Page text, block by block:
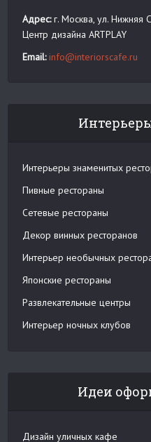
Адрес:г. Москва, ул. Нижняя
Центр дизайна ARTPLAY
Email: info@interiorscafe.ru
Интерьеры знаменитых
Пивные рестораны
Сетевые рестораны
Декор винных ресторанов
Интерьер необычных
Японские рестораны
Развлекательные центры
Интерьер ночных клубов
Идеи
Дизайн уличных кафе